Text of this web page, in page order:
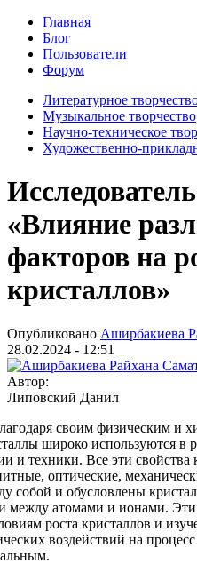
Главная
Блог
Пользователи
Форум
Литературное
Музыкальное творчество
Научно-техническое
Художественно-
«Влияние
факторов на
кристаллов»
Опубликовано Аширбакиева
28.02.2024 - 12:51
Автор:
Липовский Данил
своим физическим и
широко используются в
и техники. Все эти свойства
оптические,
собой и обусловлены
между атомами и ионами.
роста кристаллов и
воздействий на процесс